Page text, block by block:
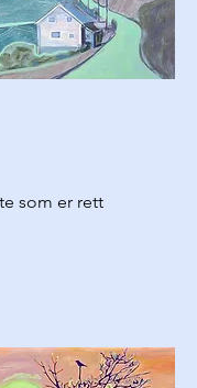
som er rett